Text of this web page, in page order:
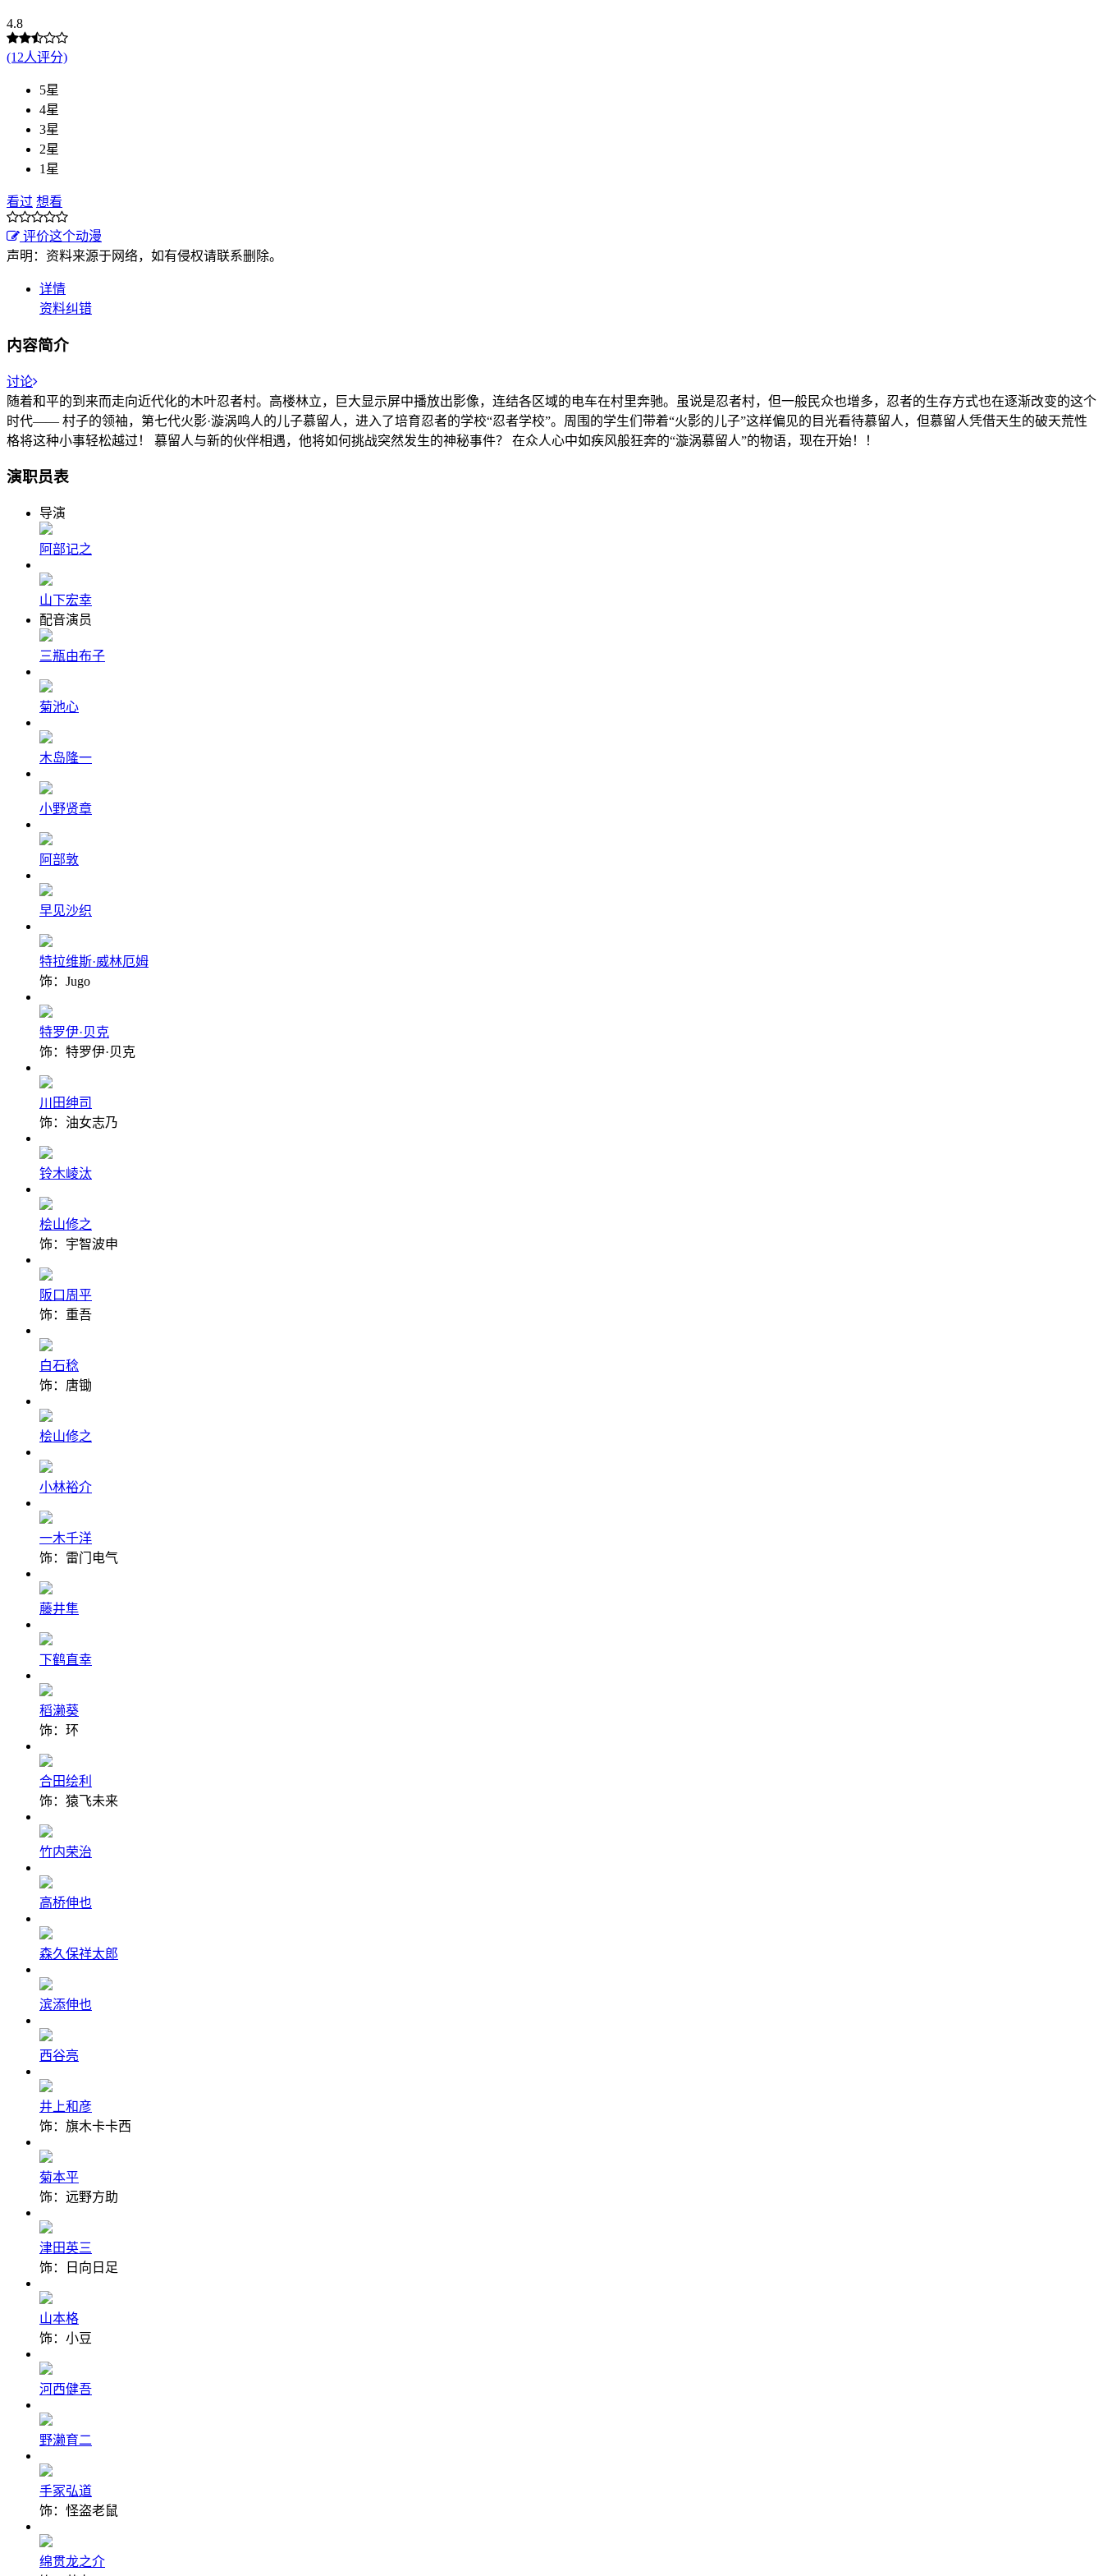
4.8
(12人评分)
5星
4星
3星
2星
1星
看过 想看
评价这个动漫
声明：资料来源于网络，如有侵权请联系删除。
详情
资料纠错
内容简介
讨论
随着和平的到来而走向近代化的木叶忍者村。高楼林立，巨大显示屏中播放出影像，连结各区域的电车在村里奔驰。虽说是忍者村，但一般民众也增多，忍者的生存方式也在逐渐改变的这个
时代—— 村子的领袖，第七代火影·漩涡鸣人的儿子慕留人，进入了培育忍者的学校“忍者学校”。周围的学生们带着“火影的儿子”这样偏见的目光看待慕留人，但慕留人凭借天生的破天荒性
格将这种小事轻松越过！ 慕留人与新的伙伴相遇，他将如何挑战突然发生的神秘事件？ 在众人心中如疾风般狂奔的“漩涡慕留人”的物语，现在开始！！
演职员表
导演
阿部记之
山下宏幸
配音演员
三瓶由布子
菊池心
木岛隆一
小野贤章
阿部敦
早见沙织
特拉维斯·威林厄姆
饰：Jugo
特罗伊·贝克
饰：特罗伊·贝克
川田绅司
饰：油女志乃
铃木崚汰
桧山修之
饰：宇智波申
阪口周平
饰：重吾
白石稔
饰：唐锄
桧山修之
小林裕介
一木千洋
饰：雷门电气
藤井隼
下鹤直幸
稻濑葵
饰：环
合田绘利
饰：猿飞未来
竹内荣治
高桥伸也
森久保祥太郎
滨添伸也
西谷亮
井上和彦
饰：旗木卡卡西
菊本平
饰：远野方助
津田英三
饰：日向日足
山本格
饰：小豆
河西健吾
野濑育二
手冢弘道
饰：怪盗老鼠
绵贯龙之介